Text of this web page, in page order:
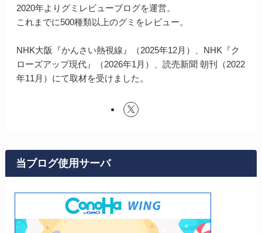
2020年よりグミレビューブログを運営。
これまでに500種類以上のグミをレビュー。
NHK大阪『かんさい熱視線』（2025年12月）、NHK『ク
ローズアップ現代』（2026年1月）、読売新聞 朝刊（2022
年11月）にて取材を受けました。
当ブログ使用サーバ